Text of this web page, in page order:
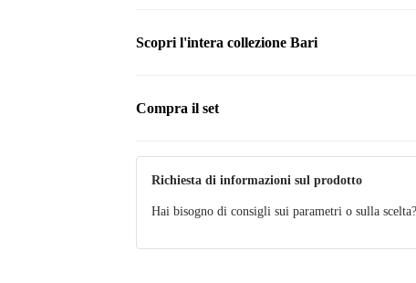
Scopri l'intera collezione Bari
Compra il set
Richiesta di informazioni sul prodotto
Hai bisogno di consigli sui parametri o sulla scelta?